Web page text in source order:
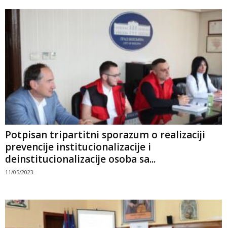
Potpisan tripartitni sporazum o realizaciji
prevencije institucionalizacije i
deinstitucionalizacije osoba sa...
11/05/2023